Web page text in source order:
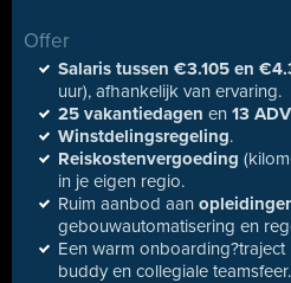
Offer
Salaris tussen €3.105 en
uur), afhankelijk van ervaring.
25 vakantiedagen en 13
Winstdelingsregeling.
Reiskostenvergoeding
in je eigen regio.
Ruim aanbod aan
gebouwautomatisering en
Een warm
buddy en collegiale teamsfeer.